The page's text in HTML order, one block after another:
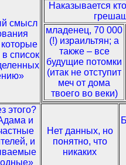
смысл
список
Наказывается
младенец, 70 000
(!) израильтян; а
также – все
будущие потомки
(итак не отступит
меч от дома
твоего во веки)
этого?
и
и
Нет данных, но
понятно, что
никаких